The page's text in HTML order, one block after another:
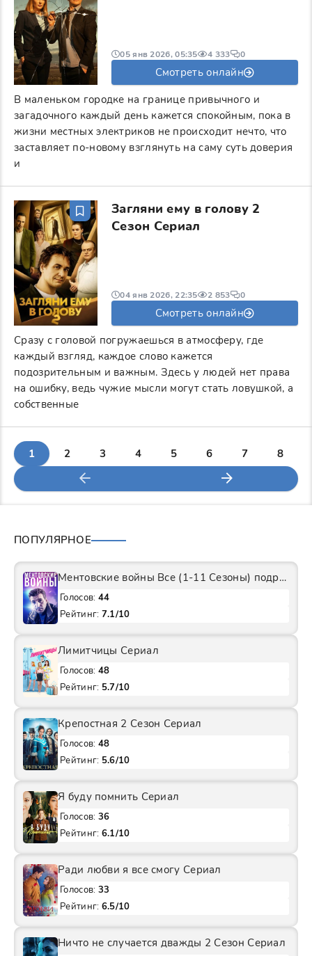
В маленьком городке на границе привычного и
загадочного каждый день кажется спокойным, пока в
жизни местных электриков не происходит нечто, что
заставляет по-новому взглянуть на саму суть доверия
и
05 янв 2026, 05:35 4 333 0
Смотреть онлайн
Загляни ему в голову 2
Сезон Сериал
Сразу с головой погружаешься в атмосферу, где
каждый взгляд, каждое слово кажется
подозрительным и важным. Здесь у людей нет права
на ошибку, ведь чужие мысли могут стать ловушкой, а
собственные
04 янв 2026, 22:35 2 853 0
Смотреть онлайн
1 2 3 4 5 6 7 8
ПОПУЛЯРНОЕ
Ментовские войны Все (1-11 Сезоны) подряд Сериал
Голосов: 44
Рейтинг: 7.1/10
Лимитчицы Сериал
Голосов: 48
Рейтинг: 5.7/10
Крепостная 2 Сезон Сериал
Голосов: 48
Рейтинг: 5.6/10
Я буду помнить Сериал
Голосов: 36
Рейтинг: 6.1/10
Ради любви я все смогу Сериал
Голосов: 33
Рейтинг: 6.5/10
Ничто не случается дважды 2 Сезон Сериал